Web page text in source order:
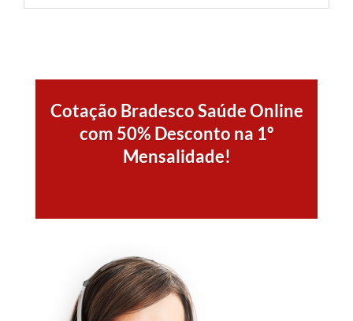
Cotação Bradesco Saúde Online
com 50% Desconto na 1º
Mensalidade!